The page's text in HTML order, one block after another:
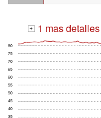
+ 1 mas detalles
35
40
45
50
55
60
65
70
75
80